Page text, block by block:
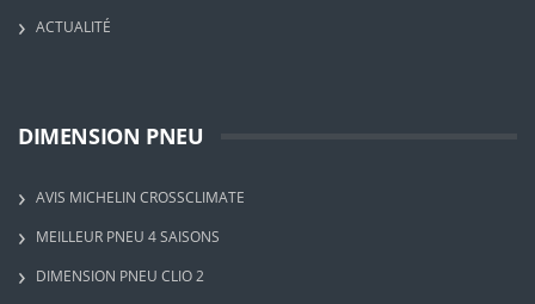
ACTUALITÉ
DIMENSION PNEU
AVIS MICHELIN CROSSCLIMATE
MEILLEUR PNEU 4 SAISONS
DIMENSION PNEU CLIO 2